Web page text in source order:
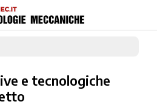
e tecnologiche